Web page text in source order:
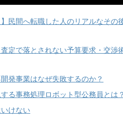
民間へ転職した人のリアルなその
定で落とされない予算要求・交渉
発事業はなぜ失敗するのか？
る事務処理ロボット型公務員とは？
けない